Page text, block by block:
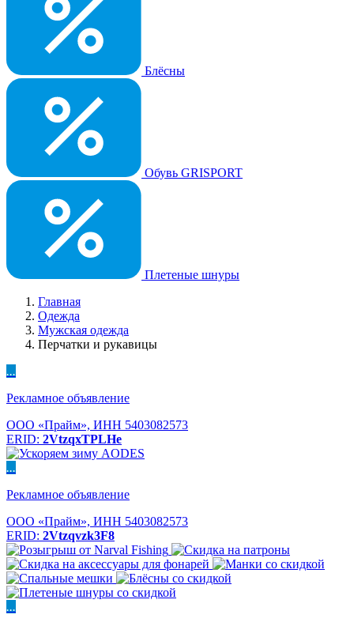
Блёсны
Обувь GRISPORT
Плетеные шнуры
Главная
Одежда
Мужская одежда
Перчатки и рукавицы
...
Рекламное объявление
ООО «Прайм», ИНН 5403082573
ERID: 2VtzqxTPLHe
...
Рекламное объявление
ООО «Прайм», ИНН 5403082573
ERID: 2Vtzqvzk3F8
...